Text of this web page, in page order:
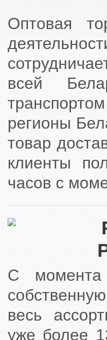
Оптовая
всей
регионы
товар
клиенты
часов с
С момента
весь
уже более